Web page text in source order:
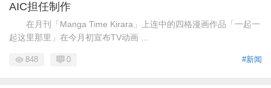
AIC担任制作
在月刊「Manga Time Kirara」上连中的四格漫画作品「一起一
起这里那里」在今月初宣布TV动画 ...
#新闻
848 0